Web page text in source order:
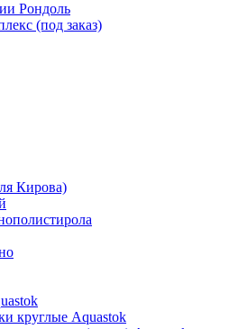
Рондоль
(под заказ)
Кирова)
круглые Aquastok